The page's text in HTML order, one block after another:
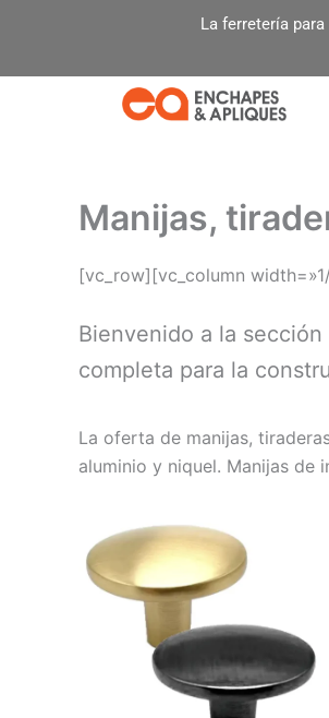
La ferretería
Manijas,
[vc_row][vc_column
Bienvenido a la sección
completa para la
La oferta de manijas,
aluminio y niquel. Manijas